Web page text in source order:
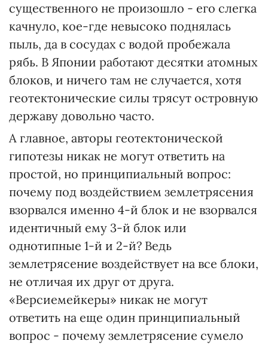
существенного не произошло - его слегка
качнуло, кое-где невысоко поднялась
пыль, да в сосудах с водой пробежала
рябь. В Японии работают десятки атомных
блоков, и ничего там не случается, хотя
геотектонические силы трясут островную
державу довольно часто.
А главное, авторы геотектонической
гипотезы никак не могут ответить на
простой, но принципиальный вопрос:
почему под воздействием землетрясения
взорвался именно 4-й блок и не взорвался
идентичный ему 3-й блок или
однотипные 1-й и 2-й? Ведь
землетрясение воздействует на все блоки,
не отличая их друг от друга.
«Версиемейкеры» никак не могут
ответить на еще один принципиальный
вопрос - почему землетрясение сумело